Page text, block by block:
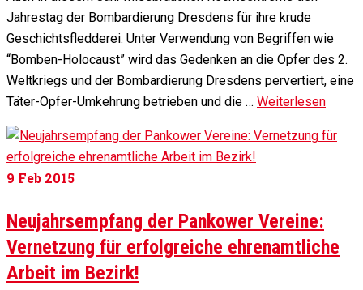
Jahrestag der Bombardierung Dresdens für ihre krude
Geschichtsfledderei. Unter Verwendung von Begriffen wie
“Bomben-Holocaust” wird das Gedenken an die Opfer des 2.
Weltkriegs und der Bombardierung Dresdens pervertiert, eine
Täter-Opfer-Umkehrung betrieben und die … Weiterlesen
9 Feb 2015
Neujahrsempfang der Pankower Vereine:
Vernetzung für erfolgreiche ehrenamtliche
Arbeit im Bezirk!